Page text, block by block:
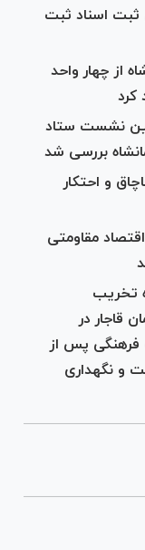
ثبت اسناد ثبت
از چهار واحد
کرد
نشست ستاد
بررسی شد
و احتکار
اقتصاد مقاومتی
تخریب
قاجار در
فرهنگی پس از
و نگهداری